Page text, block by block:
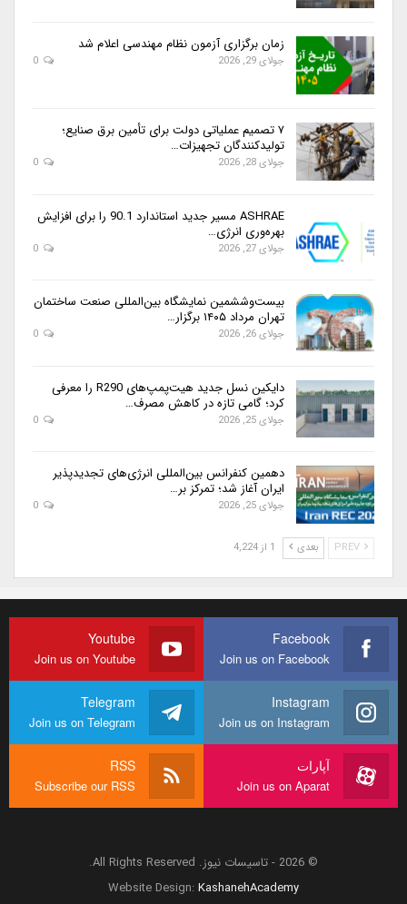
زمان برگزاری آزمون نظام مهندسی اعلام شد
جولای 29, 2026
۷ تصمیم عملیاتی دولت برای تأمین برق صنایع؛
تولیدکنندگان تجهیزات…
جولای 28, 2026
ASHRAE مسیر جدید استاندارد 90.1 را برای افزایش
بهره‌وری انرژی…
جولای 27, 2026
بیست‌وششمین نمایشگاه بین‌المللی صنعت ساختمان
تهران مرداد ۱۴۰۵ برگزار…
جولای 26, 2026
دایکین نسل جدید هیت‌پمپ‌های R290 را معرفی
کرد؛ گامی تازه در کاهش مصرف…
جولای 25, 2026
دهمین کنفرانس بین‌المللی انرژی‌های تجدیدپذیر
ایران آغاز شد؛ تمرکز بر…
جولای 25, 2026
بعدی 1 از 4,224
Facebook
Join us on Facebook
Youtube
Join us on Youtube
Instagram
Join us on Instagram
Telegram
Join us on Telegram
آپارات
Join us on Aparat
RSS
Subscribe our RSS
© 2026 - تاسیسات نیوز. All Rights Reserved.
Website Design:KashanehAcademy